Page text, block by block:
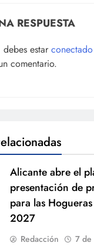
RESPUESTA
debes estar conectado
comentario.
Alicante abre el
presentación de
para las
2027
Redacción
7 de